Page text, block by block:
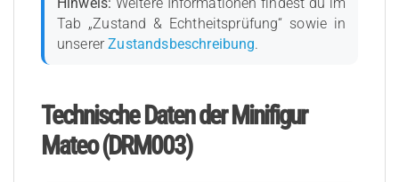
Tab „Zustand & Echtheitsprüfung“ sowie in
unsererZustandsbeschreibung.
Technische Daten der Minifigur
Mateo (DRM003)